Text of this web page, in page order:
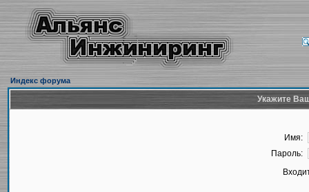
Индекс форума
Укажите
Имя:
Пароль: